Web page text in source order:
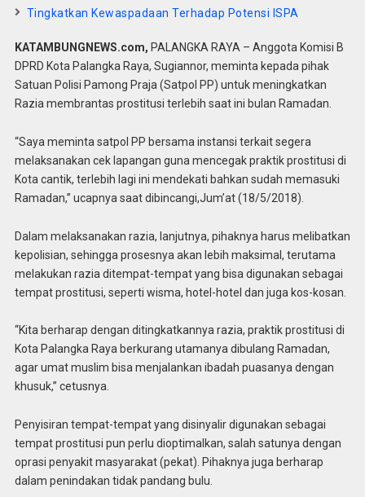
Tingkatkan Kewaspadaan Terhadap Potensi ISPA
KATAMBUNGNEWS.com, PALANGKA RAYA – Anggota Komisi B
DPRD Kota Palangka Raya, Sugiannor, meminta kepada pihak
Satuan Polisi Pamong Praja (Satpol PP) untuk meningkatkan
Razia membrantas prostitusi terlebih saat ini bulan Ramadan.
“Saya meminta satpol PP bersama instansi terkait segera
melaksanakan cek lapangan guna mencegak praktik prostitusi di
Kota cantik, terlebih lagi ini mendekati bahkan sudah memasuki
Ramadan,” ucapnya saat dibincangi,Jum’at (18/5/2018).
Dalam melaksanakan razia, lanjutnya, pihaknya harus melibatkan
kepolisian, sehingga prosesnya akan lebih maksimal, terutama
melakukan razia ditempat-tempat yang bisa digunakan sebagai
tempat prostitusi, seperti wisma, hotel-hotel dan juga kos-kosan.
“Kita berharap dengan ditingkatkannya razia, praktik prostitusi di
Kota Palangka Raya berkurang utamanya dibulang Ramadan,
agar umat muslim bisa menjalankan ibadah puasanya dengan
khusuk,” cetusnya.
Penyisiran tempat-tempat yang disinyalir digunakan sebagai
tempat prostitusi pun perlu dioptimalkan, salah satunya dengan
oprasi penyakit masyarakat (pekat). Pihaknya juga berharap
dalam penindakan tidak pandang bulu.